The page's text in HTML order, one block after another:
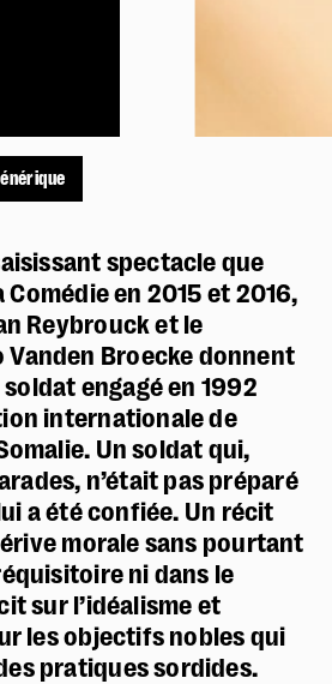
spectacle que
Comédie en 2015 et 2016,
Reybrouck et le
Vanden Broecke donnent
engagé en 1992
internationale de
Un soldat qui,
n’était pas préparé
a été confiée. Un récit
morale sans pourtant
ni dans le
sur l’idéalisme et
les objectifs nobles qui
pratiques sordides.